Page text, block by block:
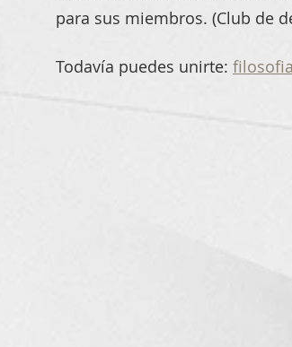
para sus miembros. (Club de
Todavía puedes unirte: